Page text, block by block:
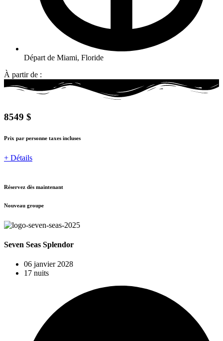
Départ de Miami, Floride
À partir de :
8549 $
Prix par personne taxes incluses
+ Détails
Réservez dès maintenant
Nouveau groupe
Seven Seas Splendor
06 janvier 2028
17 nuits